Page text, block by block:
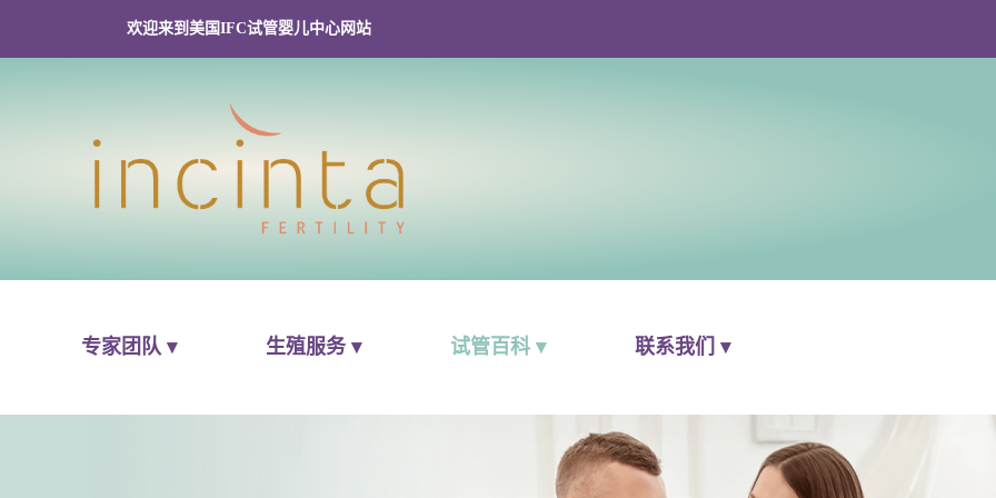
欢迎来到美国IFC试管婴儿中心网站
专家团队 ▾ 生殖服务 ▾ 试管百科 ▾ 联系我们 ▾